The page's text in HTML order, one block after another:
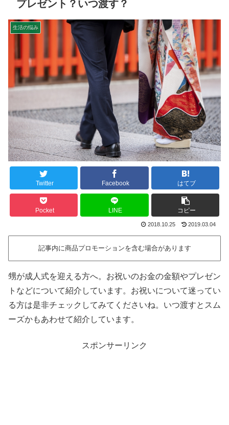
プレゼント？いつ渡す？
生活の悩み
Twitter Facebook はてブ
Pocket LINE コピー
2018.10.25 2019.03.04
記事内に商品プロモーションを含む場合があります
甥が成人式を迎える方へ。お祝いのお金の金額やプレゼン
トなどについて紹介しています。お祝いについて迷ってい
る方は是非チェックしてみてくださいね。いつ渡すとスム
ーズかもあわせて紹介しています。
スポンサーリンク